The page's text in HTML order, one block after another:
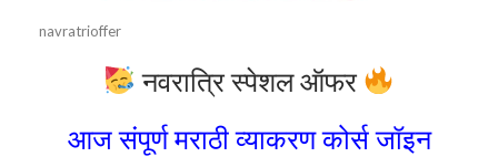
navratrioffer
नवरात्रि स्पेशल ऑफर
आज संपूर्ण मराठी व्याकरण कोर्स जॉइन